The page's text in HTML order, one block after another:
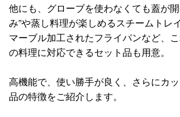
他にも、グローブを使わなくても蓋が開
み”や蒸し料理が楽しめるスチームトレ
マーブル加工されたフライパンなど、
の料理に対応できるセット品も用意。
高機能で、使い勝手が良く、さらにカ
品の特徴をご紹介します。